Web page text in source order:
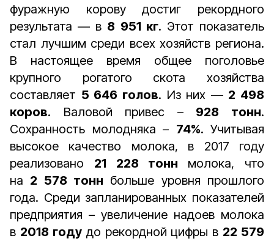
фуражную корову достиг рекордного
результата — в 8 951 кг. Этот показатель
стал лучшим среди всех хозяйств региона.
В настоящее время общее поголовье
крупного рогатого скота хозяйства
составляет 5 646 голов. Из них — 2 498
коров. Валовой привес – 928 тонн.
Сохранность молодняка – 74%. Учитывая
высокое качество молока, в 2017 году
реализовано 21 228 тонн молока, что
на 2 578 тонн больше уровня прошлого
года. Среди запланированных показателей
предприятия – увеличение надоев молока
в 2018 годудо рекордной цифры в 22 579